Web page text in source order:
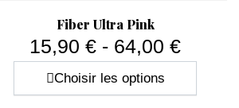
 Aperçu rapide
Fiber Ultra Pink
15,90 € - 64,00 €
Choisir les options